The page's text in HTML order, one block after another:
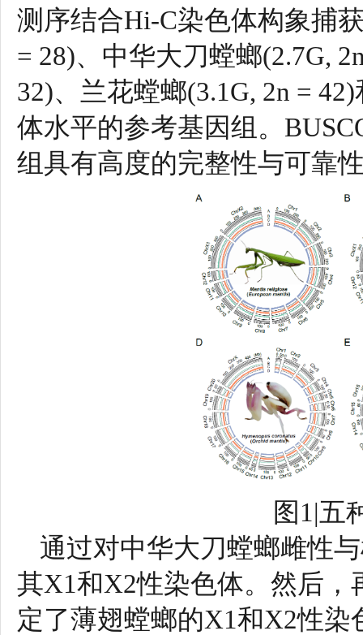
测序结合Hi-C染色体构象捕
= 28)、中华大刀螳螂(2.7G,
32)、兰花螳螂(3.1G, 2n =
体水平的参考基因组。
组具有高度的完整性与可靠
图1|五
通过对中华大刀螳螂雌性
其X1和X2性染色体。然后
定了薄翅螳螂的X1和X2性